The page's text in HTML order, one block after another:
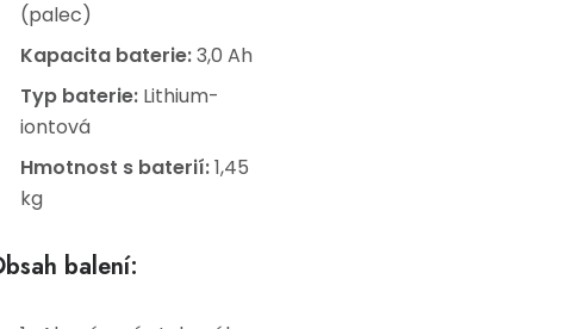
(palec)
Kapacita baterie:3,0 Ah
Typ baterie: Lithium-
iontová
Hmotnost s baterií:1,45
kg
balení: